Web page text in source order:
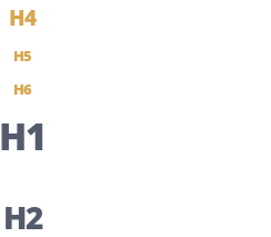
H4
H5
H6
H1
H2